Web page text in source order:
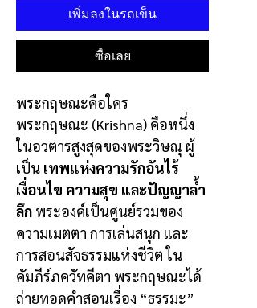
เพิ่มลงในรถเข็น
ซื้อเลย
พระกฤษณะคือใคร
พระกฤษณะ (Krishna) คือหนึ่ง
ในอวตารสูงสุดของพระวิษณุ ผู้
เป็น เทพแห่งความรักอันไร้
เงื่อนไข ความสุข และปัญญาล้ำ
ลึก พระองค์เป็นศูนย์รวมของ
ความเมตตา การเล่นสนุก และ
การสอนสัจธรรมแห่งชีวิต ใน
คัมภีร์ภควัทคีตา พระกฤษณะได้
ถ่ายทอดคำสอนเรื่อง “ธรรมะ”